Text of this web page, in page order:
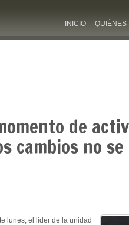
INICIO QUIÉNES
de
cambios no
lunes, el líder de la unidad